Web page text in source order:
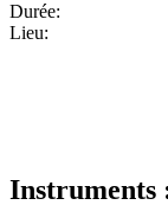
Durée:
Lieu:
Instruments